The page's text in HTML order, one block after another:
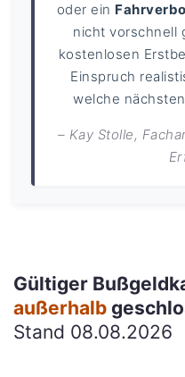
oder ein
nicht vorschnell
kostenlosen
Einspruch
welche
– Kay Stolle,
Gültiger
außerhalb
Stand 08.08.2026